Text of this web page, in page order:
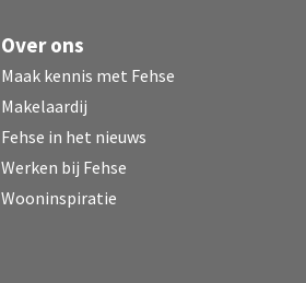
Over ons
Maak kennis met Fehse
Makelaardij
Fehse in het nieuws
Werken bij Fehse
Wooninspiratie